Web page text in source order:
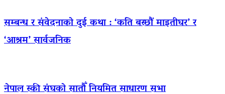
सम्बन्ध र संवेदनाको दुई कथा : ‘कति बस्छौं माइतीघर’ र
‘आश्रम’ सार्वजनिक
नेपाल स्की संघको सातौँ नियमित साधारण सभा